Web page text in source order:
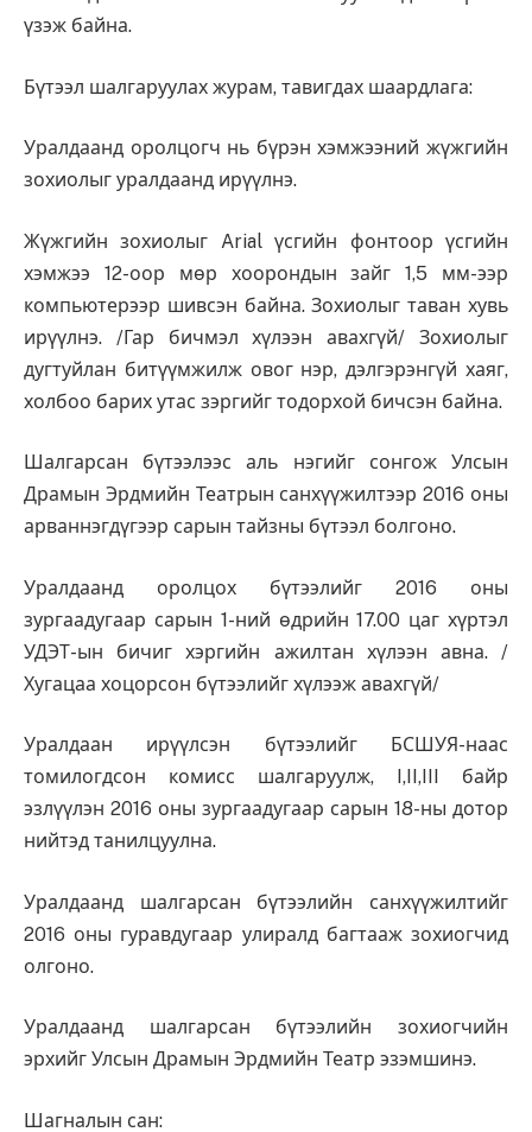
үзэж байна.
Бүтээл шалгаруулах журам, тавигдах шаардлага:
Уралдаанд оролцогч нь бүрэн хэмжээний жүжгийн
зохиолыг уралдаанд ирүүлнэ.
Жүжгийн зохиолыг Arial үсгийн фонтоор үсгийн
хэмжээ 12-оор мөр хоорондын зайг 1,5 мм-ээр
компьютерээр шивсэн байна. Зохиолыг таван хувь
ирүүлнэ. /Гар бичмэл хүлээн авахгүй/ Зохиолыг
дугтуйлан битүүмжилж овог нэр, дэлгэрэнгүй хаяг,
холбоо барих утас зэргийг тодорхой бичсэн байна.
Шалгарсан бүтээлээс аль нэгийг сонгож Улсын
Драмын Эрдмийн Театрын санхүүжилтээр 2016 оны
арваннэгдүгээр сарын тайзны бүтээл болгоно.
Уралдаанд оролцох бүтээлийг 2016 оны
зургаадугаар сарын 1-ний өдрийн 17.00 цаг хүртэл
УДЭТ-ын бичиг хэргийн ажилтан хүлээн авна. /
Хугацаа хоцорсон бүтээлийг хүлээж авахгүй/
Уралдаан ирүүлсэн бүтээлийг БСШУЯ-наас
томилогдсон комисс шалгаруулж, I,II,III байр
эзлүүлэн 2016 оны зургаадугаар сарын 18-ны дотор
нийтэд танилцуулна.
Уралдаанд шалгарсан бүтээлийн санхүүжилтийг
2016 оны гуравдугаар улиралд багтааж зохиогчид
олгоно.
Уралдаанд шалгарсан бүтээлийн зохиогчийн
эрхийг Улсын Драмын Эрдмийн Театр эзэмшинэ.
Шагналын сан: